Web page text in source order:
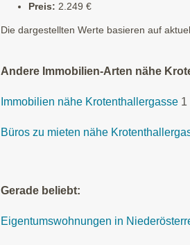
Preis: 2.249 €
Die dargestellten Werte basieren auf
Andere Immobilien-Arten nähe
Immobilien nähe Krotenthallergasse 1
Büros zu mieten nähe
Gerade beliebt:
Eigentumswohnungen in